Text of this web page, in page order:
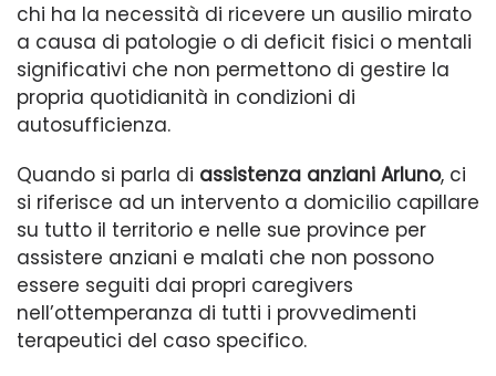
chi ha la necessità di ricevere un ausilio mirato
a causa di patologie o di deficit fisici o mentali
significativi che non permettono di gestire la
propria quotidianità in condizioni di
autosufficienza.
Quando si parla di assistenza anziani Arluno, ci
si riferisce ad un intervento a domicilio capillare
su tutto il territorio e nelle sue province per
assistere anziani e malati che non possono
essere seguiti dai propri caregivers
nell’ottemperanza di tutti i provvedimenti
terapeutici del caso specifico.